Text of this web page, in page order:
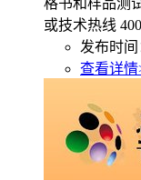
或技术热线
发布时间
查看详情